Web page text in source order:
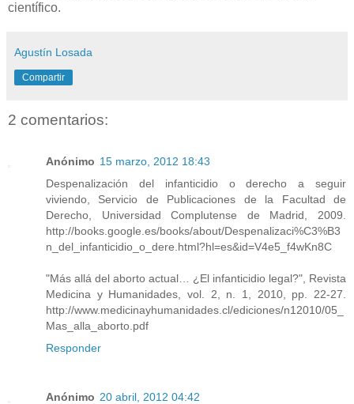
científico.
Agustín Losada
Compartir
2 comentarios:
Anónimo 15 marzo, 2012 18:43
Despenalización del infanticidio o derecho a seguir
viviendo, Servicio de Publicaciones de la Facultad de
Derecho, Universidad Complutense de Madrid, 2009.
http://books.google.es/books/about/Despenalizaci%C3%B3
n_del_infanticidio_o_dere.html?hl=es&id=V4e5_f4wKn8C
"Más allá del aborto actual… ¿El infanticidio legal?", Revista
Medicina y Humanidades, vol. 2, n. 1, 2010, pp. 22-27.
http://www.medicinayhumanidades.cl/ediciones/n12010/05_
Mas_alla_aborto.pdf
Responder
Anónimo 20 abril, 2012 04:42